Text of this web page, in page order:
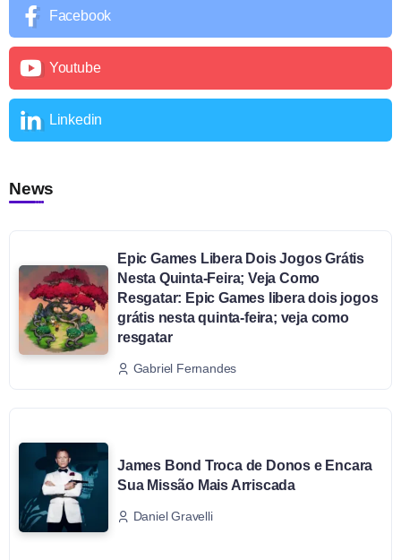
Facebook
Youtube
Linkedin
News
Epic Games Libera Dois Jogos Grátis
Nesta Quinta-Feira; Veja Como
Resgatar: Epic Games libera dois jogos
grátis nesta quinta-feira; veja como
resgatar
Gabriel Fernandes
James Bond Troca de Donos e Encara
Sua Missão Mais Arriscada
Daniel Gravelli